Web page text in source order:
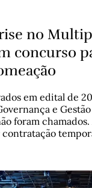
no
concurso
em edital de
e Gestão
foram chamados.